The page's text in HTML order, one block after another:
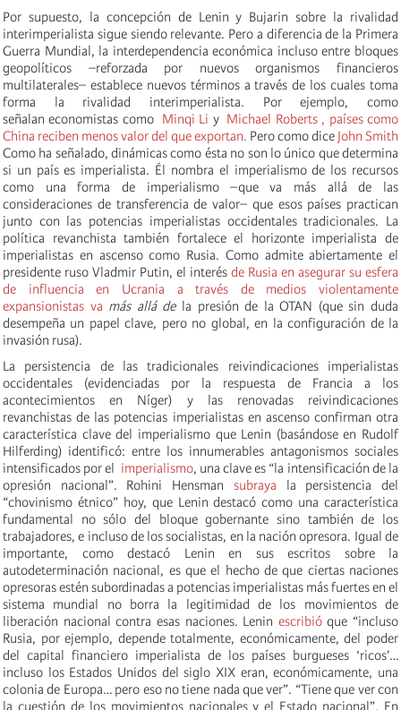
Por supuesto, la concepción de Lenin y Bujarin sobre la rivalidad
interimperialista sigue siendo relevante. Pero a diferencia de la Primera
Guerra Mundial, la interdependencia económica incluso entre bloques
geopolíticos –reforzada por nuevos organismos financieros
multilaterales– establece nuevos términos a través de los cuales toma
forma la rivalidad interimperialista. Por ejemplo, como
señalan economistas como Minqi Li y Michael Roberts , países como
China reciben menos valor del que exportan. Pero como dice John Smith
Como ha señalado, dinámicas como ésta no son lo único que determina
si un país es imperialista. Él nombra el imperialismo de los recursos
como una forma de imperialismo –que va más allá de las
consideraciones de transferencia de valor– que esos países practican
junto con las potencias imperialistas occidentales tradicionales. La
política revanchista también fortalece el horizonte imperialista de
imperialistas en ascenso como Rusia. Como admite abiertamente el
presidente ruso Vladmir Putin, el interés de Rusia en asegurar su esfera
de influencia en Ucrania a través de medios violentamente
expansionistas va más allá dela presión de la OTAN (que sin duda
desempeña un papel clave, pero no global, en la configuración de la
invasión rusa).
La persistencia de las tradicionales reivindicaciones imperialistas
occidentales (evidenciadas por la respuesta de Francia a los
acontecimientos en Níger) y las renovadas reivindicaciones
revanchistas de las potencias imperialistas en ascenso confirman otra
característica clave del imperialismo que Lenin (basándose en Rudolf
Hilferding) identificó: entre los innumerables antagonismos sociales
intensificados por el imperialismo, una clave es “la intensificación de la
opresión nacional”. Rohini Hensman subraya la persistencia del
“chovinismo étnico” hoy, que Lenin destacó como una característica
fundamental no sólo del bloque gobernante sino también de los
trabajadores, e incluso de los socialistas, en la nación opresora. Igual de
importante, como destacó Lenin en sus escritos sobre la
autodeterminación nacional, es que el hecho de que ciertas naciones
opresoras estén subordinadas a potencias imperialistas más fuertes en el
sistema mundial no borra la legitimidad de los movimientos de
liberación nacional contra esas naciones. Lenin escribióque “incluso
Rusia, por ejemplo, depende totalmente, económicamente, del poder
del capital financiero imperialista de los países burgueses ‘ricos’…
incluso los Estados Unidos del siglo XIX eran, económicamente, una
colonia de Europa… pero eso no tiene nada que ver”. “Tiene que ver con
la cuestión de los movimientos nacionales y el Estado nacional”. En